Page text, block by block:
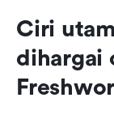
Ciri
dihargai